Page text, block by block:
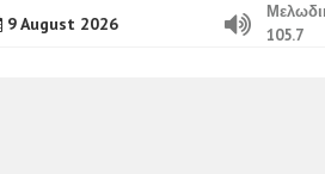
9 August 2026
105.7